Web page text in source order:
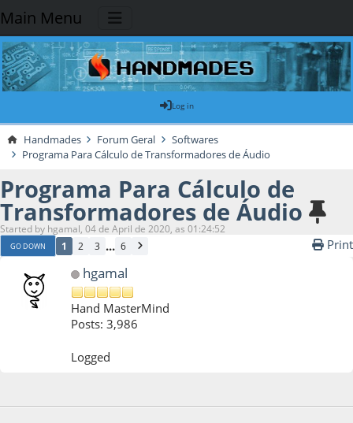
Main Menu
Log in
Handmades Forum Geral
Softwares
Programa Para Cálculo de Transformadores de Áudio
Programa Para Cálculo de
Transformadores de Áudio
Started by hgamal, 04 de April de 2020, as 01:24:52
GO DOWN 1 2 3 ... 6 Print
hgamal
Hand MasterMind
Posts: 3,986
Logged